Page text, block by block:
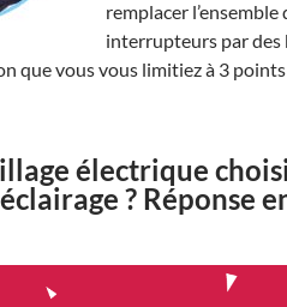
remplacer l’ensemble
interrupteurs par des
que vous vous limitiez à 3
électrique
? Réponse